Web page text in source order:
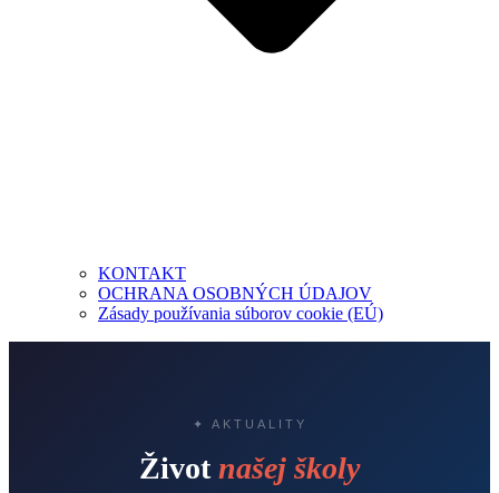
KONTAKT
OCHRANA OSOBNÝCH ÚDAJOV
Zásady používania súborov cookie (EÚ)
✦ AKTUALITY
Životnašej školy